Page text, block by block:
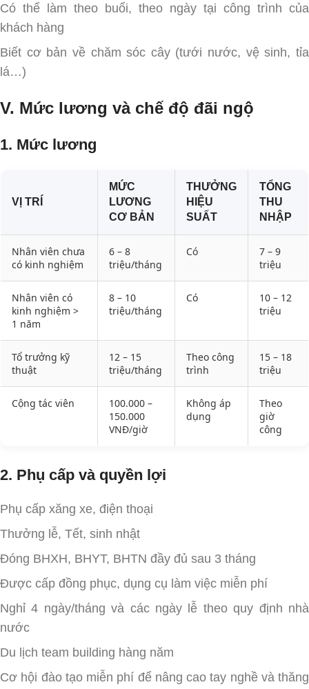
Có thể làm theo buổi, theo ngày tại công trình của
khách hàng
Biết cơ bản về chăm sóc cây (tưới nước, vệ sinh, tỉa
lá…)
V. Mức lương và chế độ đãi ngộ
1. Mức lương
VỊ TRÍ
MỨC
LƯƠNG
CƠ BẢN
THƯỞNG
HIỆU
SUẤT
TỔNG
THU
NHẬP
Nhân viên chưa
có kinh nghiệm
6 – 8
triệu/tháng
Có
7 – 9
triệu
Nhân viên có
kinh nghiệm >
1 năm
8 – 10
triệu/tháng
Có
10 – 12
triệu
Tổ trưởng kỹ
thuật
12 – 15
triệu/tháng
Theo công
trình
15 – 18
triệu
Cộng tác viên
100.000 –
150.000
VNĐ/giờ
Không áp
dụng
Theo
giờ
công
2. Phụ cấp và quyền lợi
Phụ cấp xăng xe, điện thoại
Thưởng lễ, Tết, sinh nhật
Đóng BHXH, BHYT, BHTN đầy đủ sau 3 tháng
Được cấp đồng phục, dụng cụ làm việc miễn phí
Nghỉ 4 ngày/tháng và các ngày lễ theo quy định nhà
nước
Du lịch team building hàng năm
Cơ hội đào tạo miễn phí để nâng cao tay nghề và thăng